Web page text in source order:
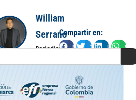
William
Serrano
Periodista
Compartir en:
FacebookTwitterLinkedIn